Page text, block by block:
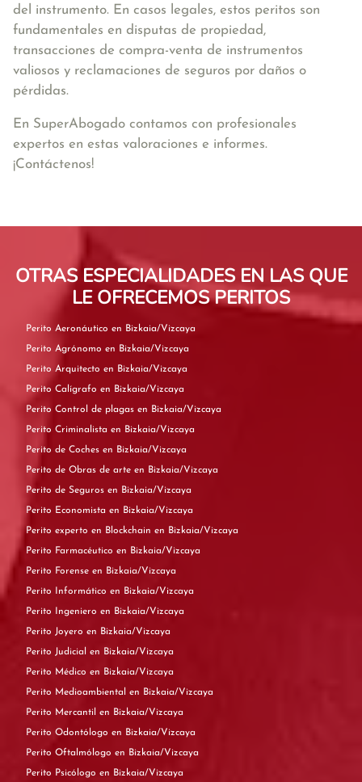
del instrumento. En casos legales, estos peritos son
fundamentales en disputas de propiedad,
transacciones de compra-venta de instrumentos
valiosos y reclamaciones de seguros por daños o
pérdidas.
En SuperAbogado contamos con profesionales
expertos en estas valoraciones e informes.
¡Contáctenos!
OTRAS ESPECIALIDADES EN LAS QUE
LE OFRECEMOS PERITOS
Perito Aeronáutico en Bizkaia/Vizcaya
Perito Agrónomo en Bizkaia/Vizcaya
Perito Arquitecto en Bizkaia/Vizcaya
Perito Calígrafo en Bizkaia/Vizcaya
Perito Control de plagas en Bizkaia/Vizcaya
Perito Criminalista en Bizkaia/Vizcaya
Perito de Coches en Bizkaia/Vizcaya
Perito de Obras de arte en Bizkaia/Vizcaya
Perito de Seguros en Bizkaia/Vizcaya
Perito Economista en Bizkaia/Vizcaya
Perito experto en Blockchain en Bizkaia/Vizcaya
Perito Farmacéutico en Bizkaia/Vizcaya
Perito Forense en Bizkaia/Vizcaya
Perito Informático en Bizkaia/Vizcaya
Perito Ingeniero en Bizkaia/Vizcaya
Perito Joyero en Bizkaia/Vizcaya
Perito Judicial en Bizkaia/Vizcaya
Perito Médico en Bizkaia/Vizcaya
Perito Medioambiental en Bizkaia/Vizcaya
Perito Mercantil en Bizkaia/Vizcaya
Perito Odontólogo en Bizkaia/Vizcaya
Perito Oftalmólogo en Bizkaia/Vizcaya
Perito Psicólogo en Bizkaia/Vizcaya